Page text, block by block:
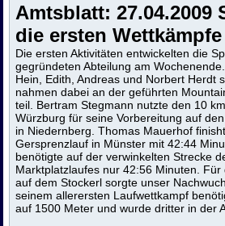
Amtsblatt:27.04.2009
die ersten Wettkämpfe
Die ersten Aktivitäten entwickelten die
gegründeten Abteilung am
Hein, Edith, Andreas und Norbert Herdt
nahmen dabei an der geführten
teil. Bertram Stegmann nutzte den 10
Würzburg für seine Vorbereitung auf
in Niedernberg. Thomas Mauerhof
Gersprenzlauf in Münster mit 42:44
benötigte auf der verwinkelten Strecke
Marktplatzlaufes nur 42:56 Minuten.
auf dem Stockerl sorgte unser
seinem allerersten Laufwettkampf
auf 1500 Meter und wurde dritter in der